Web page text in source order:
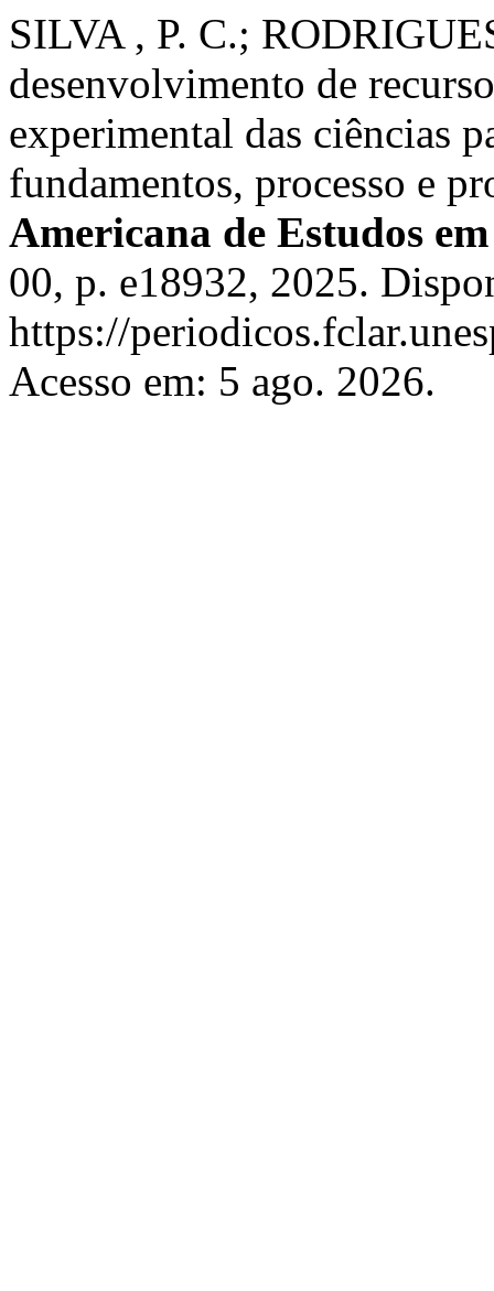
SILVA , P. C.;
desenvolvimento de
experimental das ciências
fundamentos, processo e
Americana de Estudos
00, p. e18932, 2025.
https://
Acesso em: 5 ago. 2026.